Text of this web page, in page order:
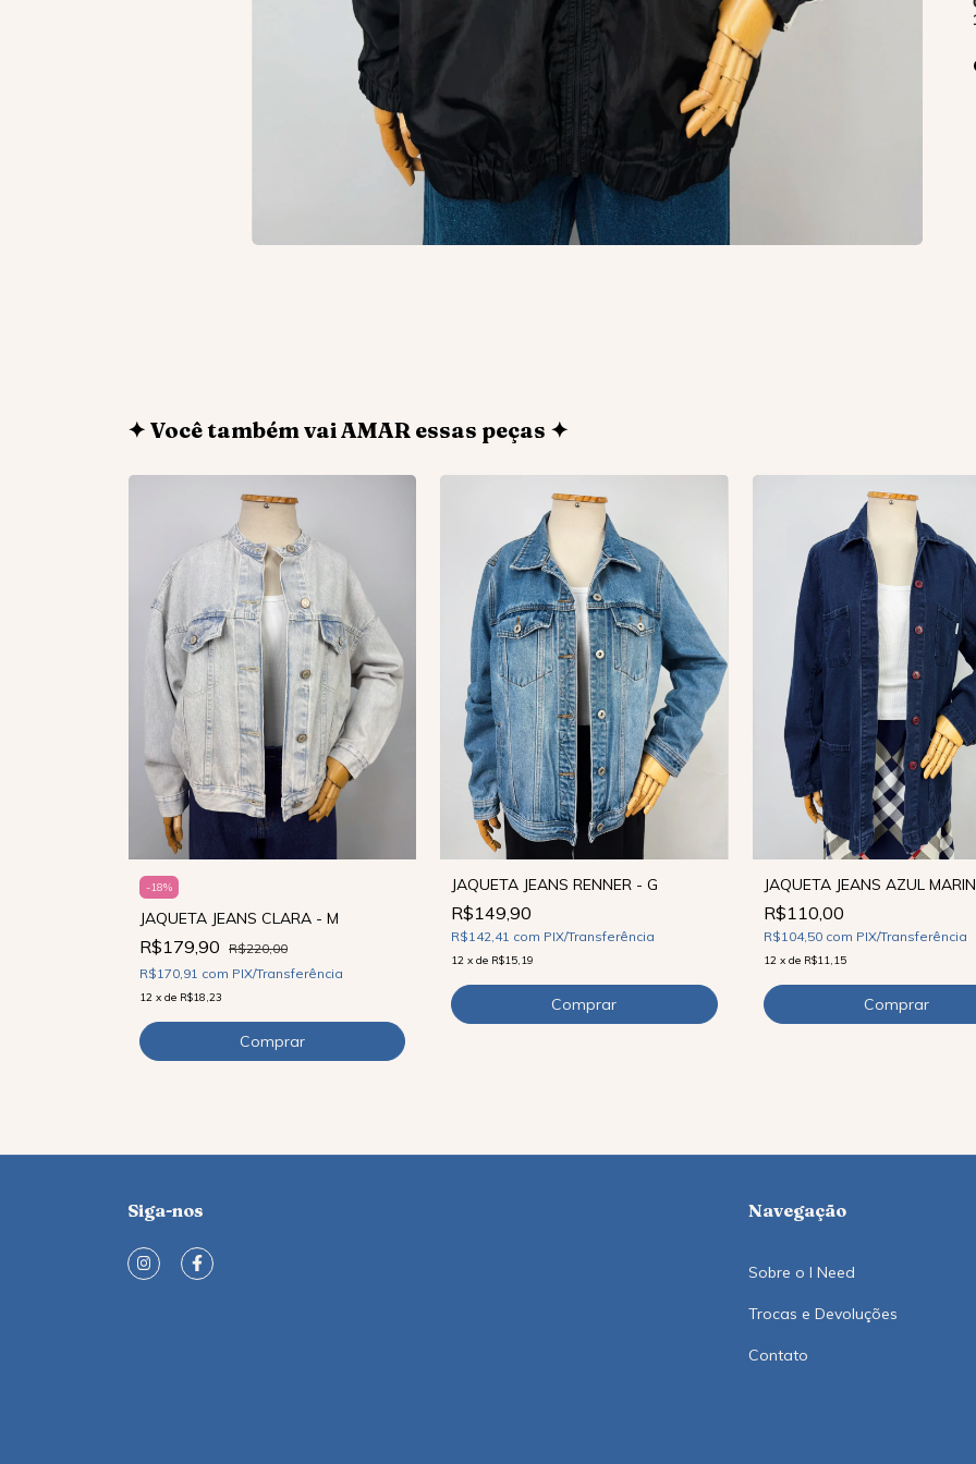
✦ Você também vai AMAR essas peças ✦
-18%
JAQUETA JEANS CLARA - M
R$179,90 R$220,00
R$170,91 com PIX/Transferência
12 x de R$18,23
JAQUETA JEANS RENNER - G
R$149,90
R$142,41 com PIX/Transferência
12 xde R$15,19
JAQUETA JEANS AZUL
R$110,00
R$104,50 com PIX/Transferência
12 x de R$11,15
Siga-nos Navegação
Sobre o I Need
Trocas e Devoluções
Contato